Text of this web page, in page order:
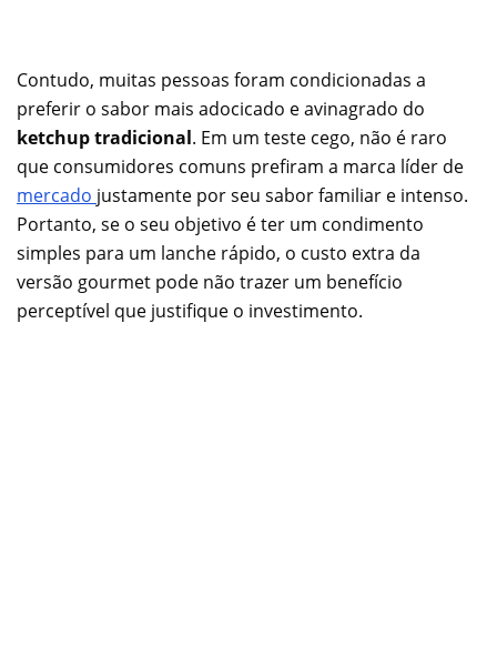
Contudo, muitas pessoas foram condicionadas a
preferir o sabor mais adocicado e avinagrado do
ketchup tradicional. Em um teste cego, não é raro
que consumidores comuns prefiram a marca líder de
mercado justamente por seu sabor familiar e intenso.
Portanto, se o seu objetivo é ter um condimento
simples para um lanche rápido, o custo extra da
versão gourmet pode não trazer um benefício
perceptível que justifique o investimento.